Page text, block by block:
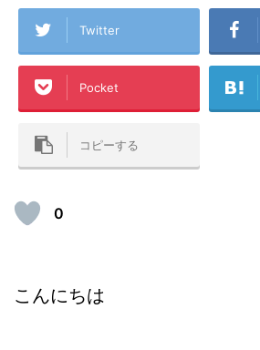
Twitter
Pocket
コピーする
0
こんにちは